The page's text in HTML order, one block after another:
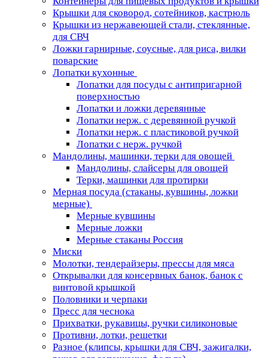
Крышки для сковород, сотейников, кастрюль
Крышки из нержавеющей стали, стеклянные,
для СВЧ
Ложки гарнирные, соусные, для риса, вилки
поварские
Лопатки кухонные
Лопатки для посуды с антипригарной
поверхностью
Лопатки и ложки деревянные
Лопатки нерж. с деревянной ручкой
Лопатки нерж. с пластиковой ручкой
Лопатки с нерж. ручкой
Мандолины, машинки, терки для овощей
Мандолины, слайсеры для овощей
Терки, машинки для протирки
Мерная посуда (стаканы, кувшины, ложки
мерные)
Мерные кувшины
Мерные ложки
Мерные стаканы Россия
Миски
Молотки, тендерайзеры, прессы для мяса
Открывалки для консервных банок, банок с
винтовой крышкой
Половники и черпаки
Пресс для чеснока
Прихватки, рукавицы, ручки силиконовые
Противни, лотки, решетки
Разное (клипсы, крышки для СВЧ, зажигалки,